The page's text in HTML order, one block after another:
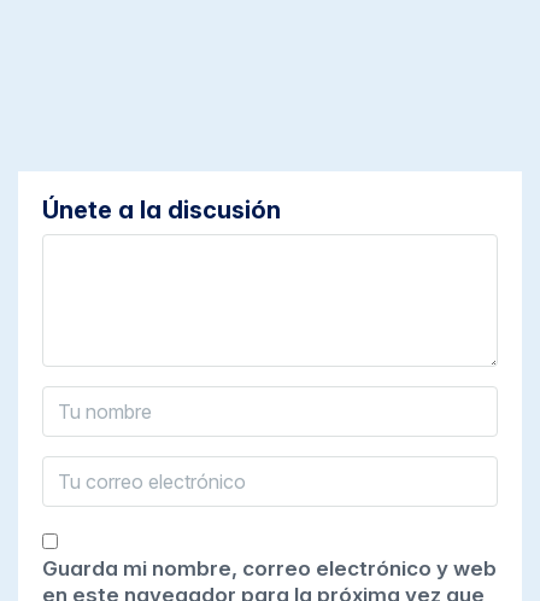
Únete a la discusión
Guarda mi nombre, correo electrónico y web
en este navegador para la próxima vez que